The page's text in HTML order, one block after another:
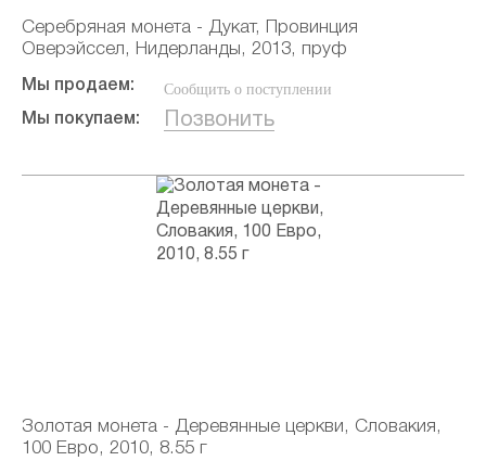
Серебряная монета - Дукат, Провинция
Оверэйссел, Нидерланды, 2013, пруф
Мы продаем: Сообщить о поступлении
Мы покупаем: Позвонить
Золотая монета - Деревянные церкви, Словакия,
100 Евро, 2010, 8.55 г